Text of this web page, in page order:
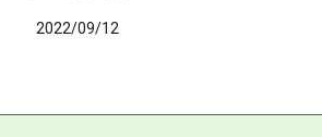
2022/09/12